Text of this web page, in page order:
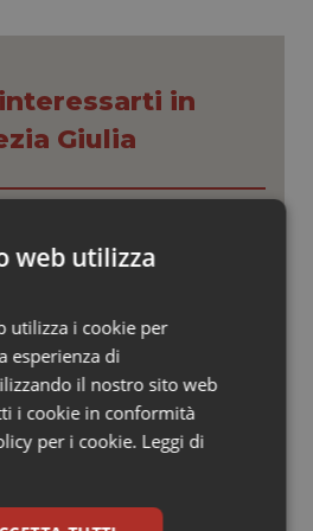
in
Giulia
il presente
Lombardia scrive al ministro
“Gli attuali indicatori non
la qualità reale del Ssn”
comunità. La sfida ora è
di professionisti e servizi. Il
web utilizza
utilizza i cookie per
esperienza di
il nostro sito web
i cookie in conformità
per i cookie. Leggi di